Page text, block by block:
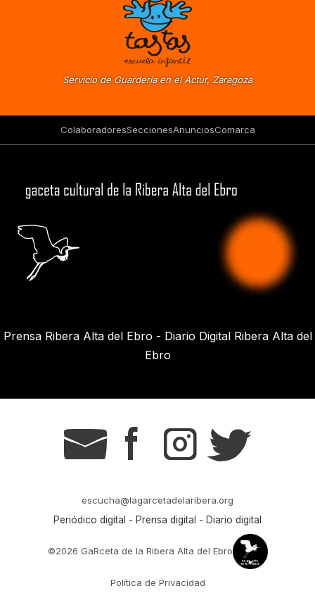
Servicio de Guardería en el Actur, Zaragoza
ColaboradoresSeccionesAnunciosComarca
Prensa Ribera Alta del Ebro - Diario Digital Ribera Alta del
Ebro
g s t r
escucha@lagarcetadelaribera.org
Periódico digital - Prensa digital - Diario digital
©2026 GaRceta de la Ribera Alta del Ebro
Política de Privacidad